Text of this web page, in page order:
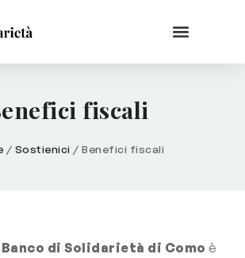
fiscali
/ Sostienici / Benefici fiscali
Banco di Solidarietà di Como è